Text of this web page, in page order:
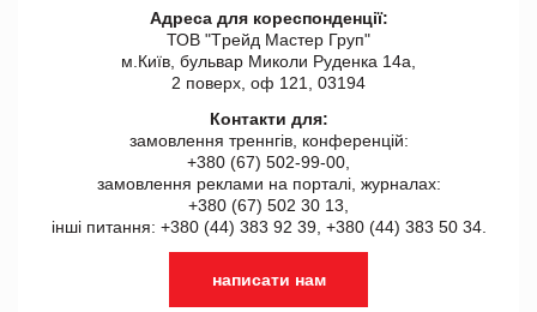
Адреса для кореспонденції:
ТОВ "Tрейд Мастер Груп"
м.Київ, бульвар Миколи Руденка 14а,
2 поверх, оф 121, 03194
Контакти для:
замовлення треннгів, конференцій:
+380 (67) 502-99-00,
замовлення реклами на порталі, журналах:
+380 (67) 502 30 13,
інші питання: +380 (44) 383 92 39, +380 (44) 383 50 34.
написати нам